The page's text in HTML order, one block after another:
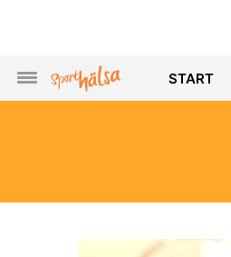
START